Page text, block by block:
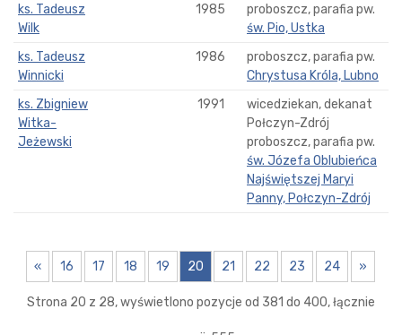
ks. Tadeusz
Wilk
1985
proboszcz, parafia pw.
św. Pio, Ustka
ks. Tadeusz
Winnicki
1986
proboszcz, parafia pw.
Chrystusa Króla, Lubno
ks. Zbigniew
Witka-
Jeżewski
1991
wicedziekan, dekanat
Połczyn-Zdrój
proboszcz, parafia pw.
św. Józefa Oblubieńca
Najświętszej Maryi
Panny, Połczyn-Zdrój
« 16 17 18 19 20 21 22 23 24 »
Strona 20 z 28, wyświetlono pozycje od 381 do 400, łącznie